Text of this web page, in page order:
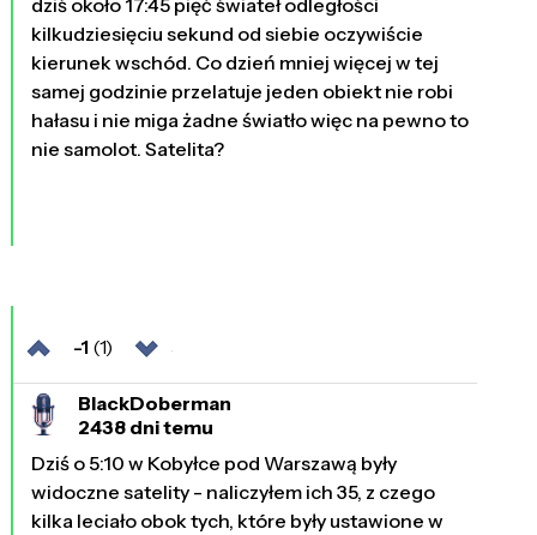
kilkudziesięciu sekund od siebie oczywiście
kierunek wschód. Co dzień mniej więcej w tej
samej godzinie przelatuje jeden obiekt nie robi
hałasu i nie miga żadne światło więc na pewno to
nie samolot. Satelita?
-1(1)
BlackDoberman
2438 dni temu
Dziś o 5:10 w Kobyłce pod Warszawą były
widoczne satelity - naliczyłem ich 35, z czego
kilka leciało obok tych, które były ustawione w